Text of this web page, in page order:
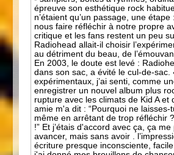
épreuve son esthétique rock
n’étaient qu’un passage, une
nous faire réfléchir à notre propre
critique et les fans restent un peu
Radiohead allait-il choisir
au détriment du beau, de
En 2003, le doute est levé :
dans son sac, a évité le cul-de-sac.
expérimentaux, j’ai senti, comme
enregistrer un nouvel album plus
rupture avec les climats de Kid A
amie m'a dit : “Pourquoi ne laisses-
même en arrêtant de trop réfléchir
!” Et j’étais d'accord avec ça, ça
avancer, mais sans avoir .
écriture presque inconsciente,